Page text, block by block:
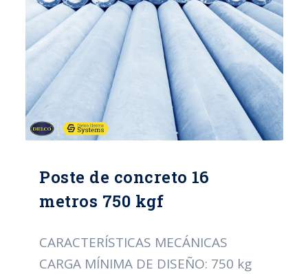
NORMA: ICONTEC 1329
CERTIFICACIÓN: RETIE
Poste de concreto 16
metros 750 kgf
CARACTERÍSTICAS MECÁNICAS
CARGA MÍNIMA DE DISEÑO: 750 kg